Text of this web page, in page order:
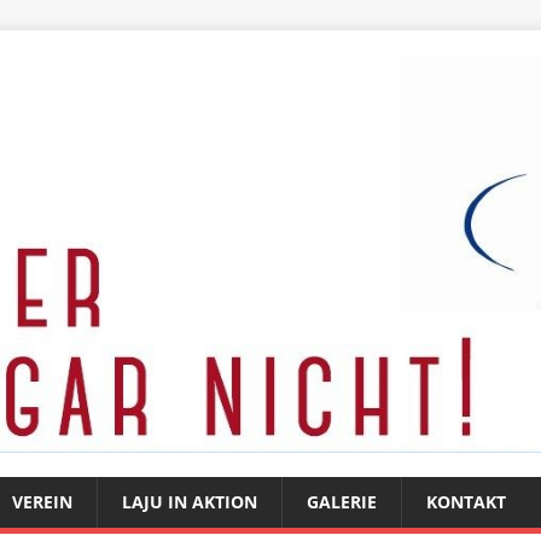
VEREIN LAJU IN AKTION GALERIE KONTAKT